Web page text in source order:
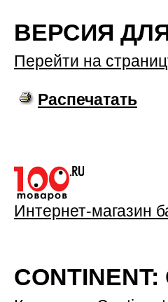
ВЕРСИЯ
Перейти на
Распечатать
Интернет-магазин